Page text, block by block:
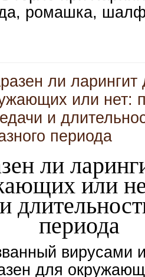
ромашка,
ли
или
периода
вирусами
для